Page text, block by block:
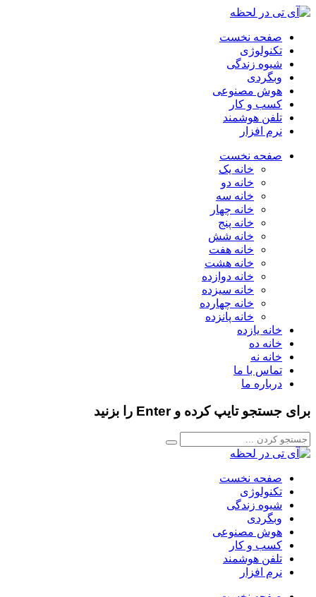
صفحه نخست
تکنولوژی
شیوه زندگی
وبگردی
هوش مصنوعی
کسب و کار
تلفن هوشمند
نرم افزار
صفحه نخست
خانه یک
خانه دو
خانه سه
خانه چهار
خانه پنج
خانه شش
خانه هفت
خانه هشت
خانه دوازده
خانه سیزده
خانه چهارده
خانه پانزده
خانه یازده
خانه ده
خانه نه
تماس با ما
درباره ما
برای جستجو تایپ کرده و Enter را بزنید
صفحه نخست
تکنولوژی
شیوه زندگی
وبگردی
هوش مصنوعی
کسب و کار
تلفن هوشمند
نرم افزار